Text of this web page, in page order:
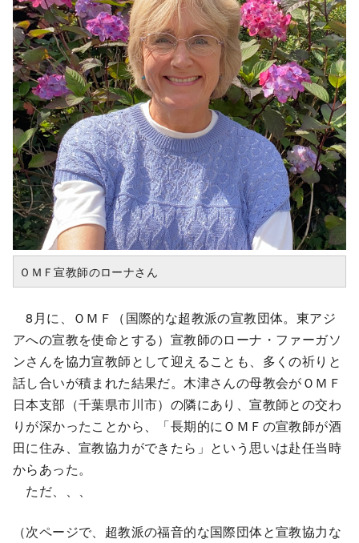
ＯＭＦ宣教師のローナさん
8月に、ＯＭＦ（国際的な超教派の宣教団体。東アジ
アへの宣教を使命とする）宣教師のローナ・ファーガソ
ンさんを協力宣教師として迎えることも、多くの祈りと
話し合いが積まれた結果だ。木津さんの母教会がＯＭＦ
日本支部（千葉県市川市）の隣にあり、宣教師との交わ
りが深かったことから、「長期的にＯＭＦの宣教師が酒
田に住み、宣教協力ができたら」という思いは赴任当時
からあった。
ただ、、、
（次ページで、超教派の福音的な国際団体と宣教協力な